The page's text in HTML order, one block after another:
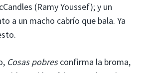
(Ramy Youssef); y un
a un macho cabrío que bala. Ya
Cosas pobresconfirma la broma,